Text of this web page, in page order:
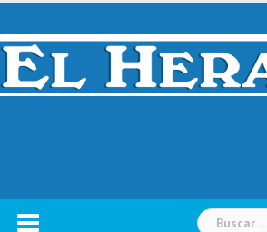
Skip
content
Buscar: